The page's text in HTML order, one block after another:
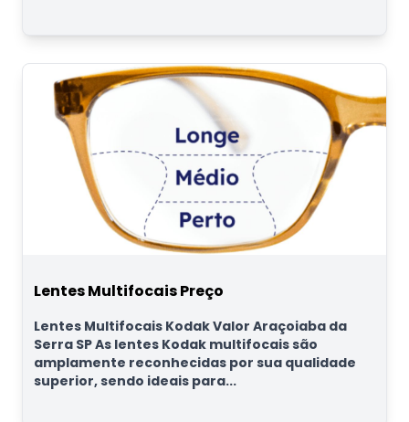
Lentes Multifocais Preço
Lentes Multifocais Kodak Valor Araçoiaba da
Serra SP As lentes Kodak multifocais são
amplamente reconhecidas por sua qualidade
superior, sendo ideais para...